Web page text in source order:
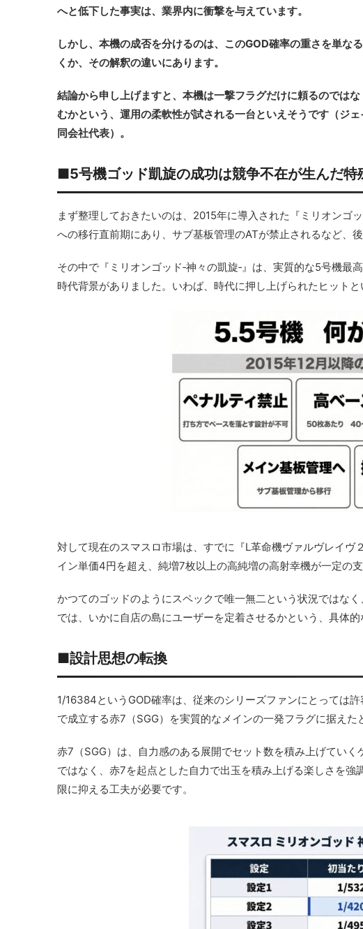
へと低下した事実は、業界内に衝撃を与えています。
しかし、本機の成否を分けるのは、このGOD確率の重さを単な
くか、その解釈の違いにあります。
結論から申し上げますと、本機は一撃フラグだけに頼るのでは
むかという、運用の柔軟性が試される一台といえそうです（ジェ
同会社代表）。
■5号機ゴッド凱旋の成功は競争不在が生んだ特
まず整理しておきたいのは、2015年に導入された『ミリオンゴ
への移行直前期にあり、サブ基板管理のATが禁止されるなど、
その中で『ミリオンゴッド‐神々の凱旋‐』は、実質的な5号機
時代背景がありました。いわば、時代に押し上げられたヒットと
対して現在のスマスロ市場は、すでに『L革命機ヴァルヴレイ
イン単価4円を超え、純増7枚以上の高純増の高射幸機が一定の支
かつてのゴッドのようにスペックで唯一無二という状況ではな
では、いかに自店の島にユーザーを定着させるかという、具体的
■設計思想の転換
1/16384というGOD確率は、従来のシリーズファンにとっては
で成立する赤7（SGG）を実質的なメインの一発フラグに据えた
赤7（SGG）は、自力感のある展開でセット数を積み上げてい
ではなく、赤7を起点とした自力で出玉を積み上げる楽しさを
限に抑える工夫が必要です。